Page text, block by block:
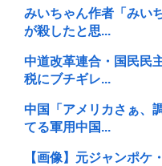
みいちゃん作者「みい
が殺したと思...
中道改革連合・国民民
税にブチギレ...
中国「アメリカさぁ、
てる軍用中国...
【画像】元ジャンポケ